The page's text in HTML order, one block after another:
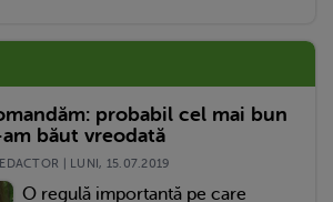
probabil cel mai bun
băut vreodată
| LUNI, 15.07.2019
O regulă importantă pe care